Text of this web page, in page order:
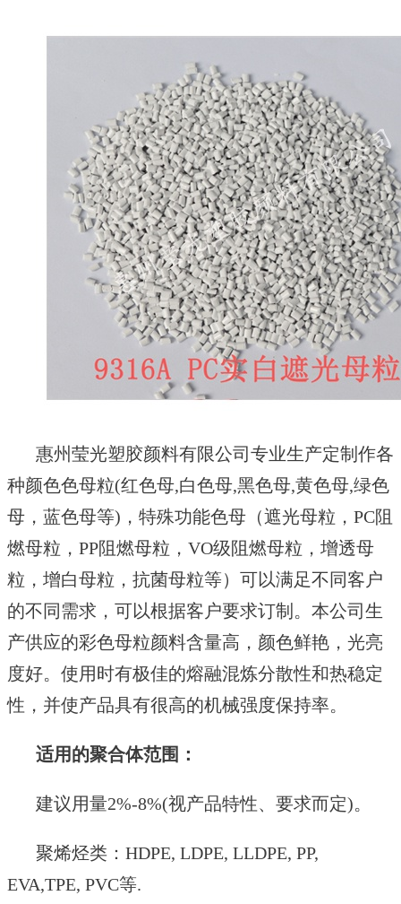
惠州莹光塑胶颜料有限公司专业生产定制作各
种颜色色母粒(红色母,白色母,黑色母,黄色母,绿色
母 ， 蓝色母等) ， 特殊功能色母（遮光母粒， PC阻
燃母粒，PP阻燃母粒，VO级阻燃母粒，增透母
粒，增白母粒，抗菌母粒等） 可以满足不同客户
的不同需求，可以根据客户要求订制 。 本公司生
产供应的彩色母粒颜料含量高，颜色鲜艳，光亮
度好。使用时有极佳的熔融混炼分散性和热稳定
性，并使产品具有很高的机械强度保持率。
适用的聚合体范围 ：
建议用量2%-8%(视产品特性、要求而定)。
聚烯烃类： HDPE, LDPE, LLDPE, PP,
EVA,TPE, PVC等.